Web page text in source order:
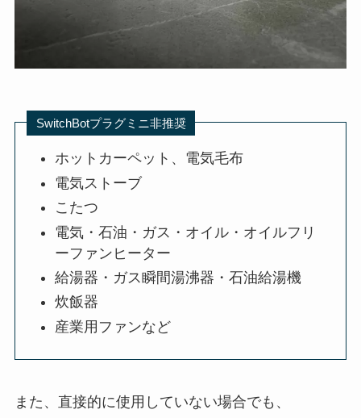
SwitchBotプラグミニ非推奨
ホットカーペット、電気毛布
電気ストーブ
こたつ
電気・石油・ガス・オイル・オイルフリ
ーファンヒーター
給湯器・ガス瞬間湯沸器・石油給湯機
炊飯器
産業用ファンなど
また、直接的に使用していない場合でも、